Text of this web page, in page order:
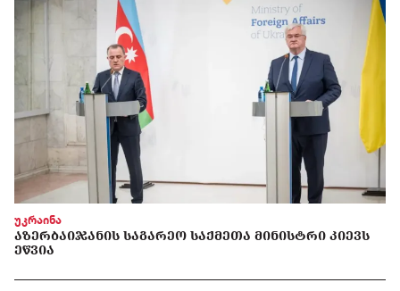
უკრაინა
ᲐᲖᲔᲠᲑᲐᲘᲯᲐᲜᲘᲡ ᲡᲐᲒᲐᲠᲔᲝ ᲡᲐᲥᲛᲔᲗᲐ ᲛᲘᲜᲘᲡᲢᲠᲘ ᲙᲘᲔᲕᲡ
ᲔᲬᲕᲘᲐ